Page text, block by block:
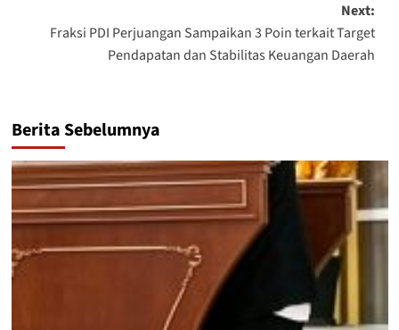
Next:
Fraksi PDI Perjuangan Sampaikan 3 Poin terkait Target
Pendapatan dan Stabilitas Keuangan Daerah
Berita Sebelumnya